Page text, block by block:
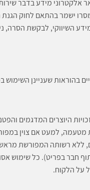
אלקטרוני מידע בדבר
השיווקי, לבקשת הסרה,
בהוראות שעניינן
היוצרים המדגמים
מטעמה, למעט אם צוין
ללא רשותה המפורשת
חבר בפריט). כל שימוש
על הלקוח.